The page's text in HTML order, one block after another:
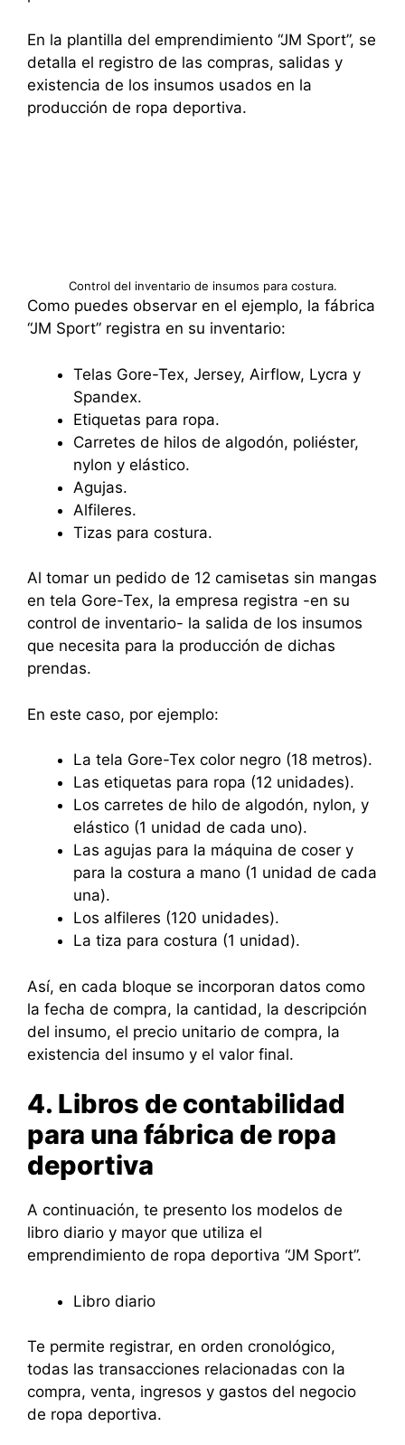
En la plantilla del emprendimiento “JM Sport”, se
detalla el registro de las compras, salidas y
existencia de los insumos usados en la
producción de ropa deportiva.
Control del inventario de insumos para costura.
Como puedes observar en el ejemplo, la fábrica
“JM Sport” registra en su inventario:
Telas Gore-Tex, Jersey, Airflow, Lycra y
Spandex.
Etiquetas para ropa.
Carretes de hilos de algodón, poliéster,
nylon y elástico.
Agujas.
Alfileres.
Tizas para costura.
Al tomar un pedido de 12 camisetas sin mangas
en tela Gore-Tex, la empresa registra -en su
control de inventario- la salida de los insumos
que necesita para la producción de dichas
prendas.
En este caso, por ejemplo:
La tela Gore-Tex color negro (18 metros).
Las etiquetas para ropa (12 unidades).
Los carretes de hilo de algodón, nylon, y
elástico (1 unidad de cada uno).
Las agujas para la máquina de coser y
para la costura a mano (1 unidad de cada
una).
Los alfileres (120 unidades).
La tiza para costura (1 unidad).
Así, en cada bloque se incorporan datos como
la fecha de compra, la cantidad, la descripción
del insumo, el precio unitario de compra, la
existencia del insumo y el valor final.
4. Libros de contabilidad
para una fábrica de ropa
deportiva
A continuación, te presento los modelos de
libro diario y mayor que utiliza el
emprendimiento de ropa deportiva “JM Sport”.
Libro diario
Te permite registrar, en orden cronológico,
todas las transacciones relacionadas con la
compra, venta, ingresos y gastos del negocio
de ropa deportiva.